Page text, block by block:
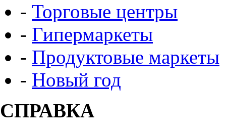
- Торговые центры
- Гипермаркеты
- Продуктовые маркеты
- Новый год
СПРАВКА